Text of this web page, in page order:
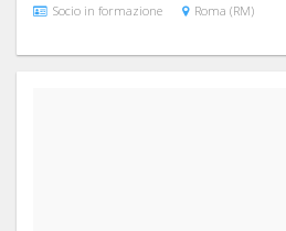
Socio in formazione Roma (RM)